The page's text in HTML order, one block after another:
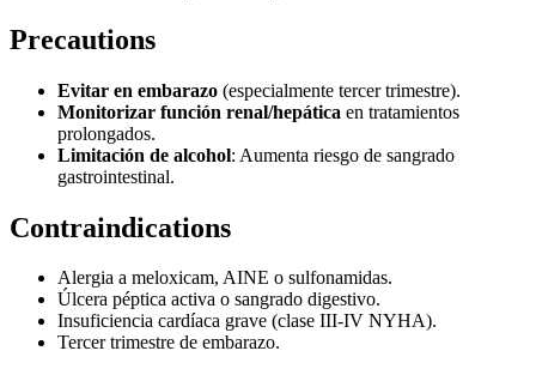
Precautions
Evitar en embarazo (especialmente tercer trimestre).
Monitorizar función renal/hepática en tratamientos
prolongados.
Limitación de alcohol: Aumenta riesgo de sangrado
gastrointestinal.
Contraindications
Alergia a meloxicam, AINE o sulfonamidas.
Úlcera péptica activa o sangrado digestivo.
Insuficiencia cardíaca grave (clase III-IV NYHA).
Tercer trimestre de embarazo.